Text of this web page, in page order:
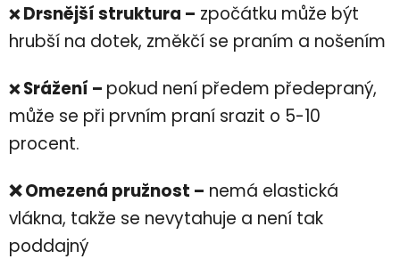
❌Drsnější struktura – zpočátku může být
hrubší na dotek, změkčí se praním a nošením
❌Srážení – pokud není předem předepraný,
může se při prvním praní srazit o 5-10
procent.
❌ Omezená pružnost – nemá elastická
vlákna, takže se nevytahuje a není tak
poddajný